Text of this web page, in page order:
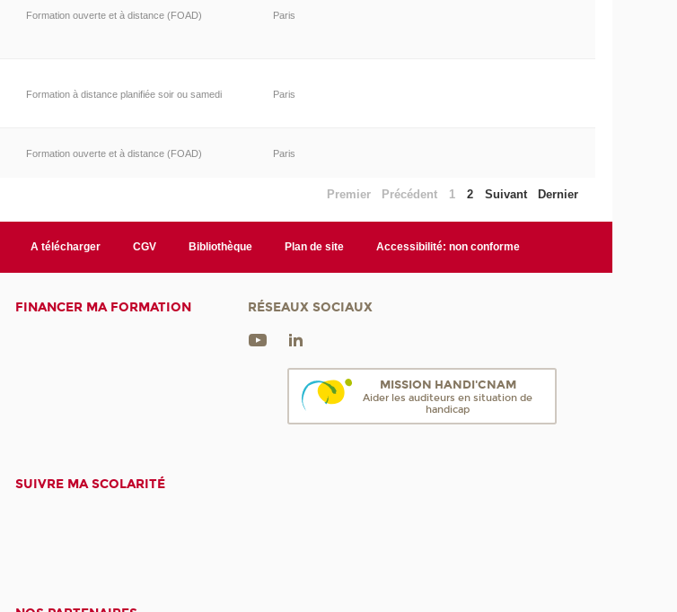
Formation ouverte et à distance (FOAD) Paris
Formation à distance planifiée soir ou samedi Paris
Formation ouverte et à distance (FOAD) Paris
Premier Précédent 1 2 Suivant Dernier
A télécharger CGV Bibliothèque Plan de site Accessibilité: non conforme
FINANCER MA FORMATION
SUIVRE MA SCOLARITÉ
RÉSEAUX SOCIAUX
MISSION HANDI'CNAM
Aider les auditeurs en situation de
handicap